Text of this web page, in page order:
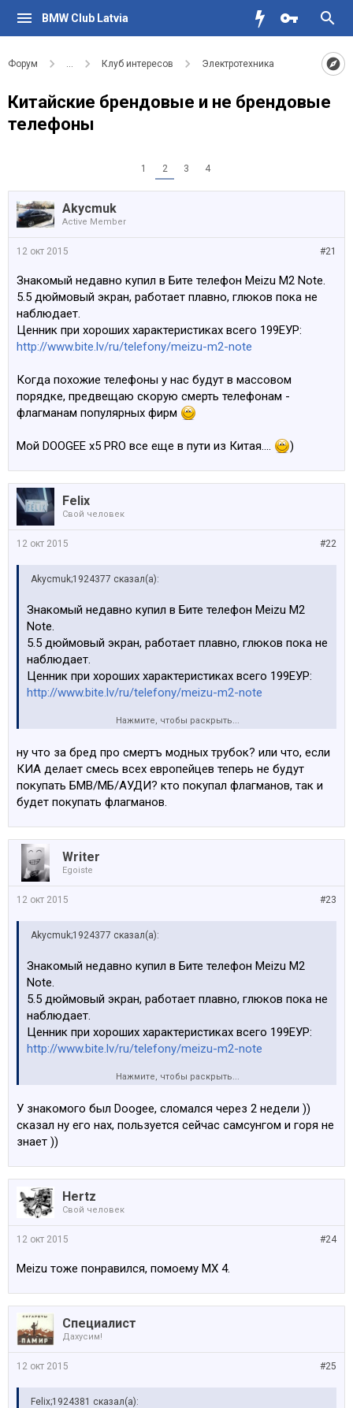
BMW Club Latvia
Форум ... Клуб интересов Электротехника
Китайские брендовые и не брендовые
телефоны
1 2 3 4
Akycmuk
Active Member
#21
12 окт 2015
Знакомый недавно купил в Бите телефон Meizu M2 Note.
5.5 дюймовый экран, работает плавно, глюков пока не
наблюдает.
Ценник при хороших характеристиках всего 199ЕУР:
http://www.bite.lv/ru/telefony/meizu-m2-note
Когда похожие телефоны у нас будут в массовом
порядке, предвещаю скорую смерть телефонам -
флагманам популярных фирм
Мой DOOGEE x5 PRO все еще в пути из Китая.... )
Felix
Свой человек
#22
12 окт 2015
Akycmuk;1924377 сказал(а):
Знакомый недавно купил в Бите телефон Meizu M2
Note.
5.5 дюймовый экран, работает плавно, глюков пока не
наблюдает.
Ценник при хороших характеристиках всего 199ЕУР:
http://www.bite.lv/ru/telefony/meizu-m2-note
Когда похожие телефоны у нас будут в массовом
флагманам популярных фирм
Мой DOOGEE x5 PRO все еще в пути из Китая.... )
Нажмите, чтобы раскрыть...
ну что за бред про смертъ модных трубок? или что, если
КИА делает смесь всех европейцев теперь не будут
покупать БМВ/МБ/АУДИ? кто покупал флагманов, так и
будет покупать флагманов.
Writer
Egoiste
#23
12 окт 2015
Akycmuk;1924377 сказал(а):
Знакомый недавно купил в Бите телефон Meizu M2
Note.
5.5 дюймовый экран, работает плавно, глюков пока не
наблюдает.
Ценник при хороших характеристиках всего 199ЕУР:
http://www.bite.lv/ru/telefony/meizu-m2-note
Когда похожие телефоны у нас будут в массовом
флагманам популярных фирм
Мой DOOGEE x5 PRO все еще в пути из Китая....
Нажмите, чтобы раскрыть...
У знакомого был Doogee, сломался через 2 недели ))
сказал ну его нах, пользуется сейчас самсунгом и горя не
знает ))
Hertz
Свой человек
#24
12 окт 2015
Meizu тоже понравился, помоему МХ 4.
Специалист
Дахусим!
#25
12 окт 2015
Felix;1924381 сказал(а):